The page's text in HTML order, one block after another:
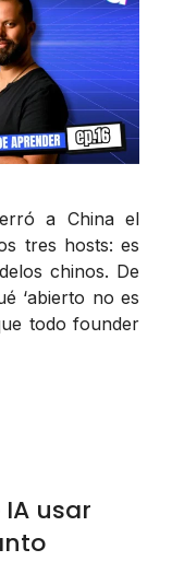
a China el
tres hosts: es
chinos. De
‘abierto no es
todo founder
usar